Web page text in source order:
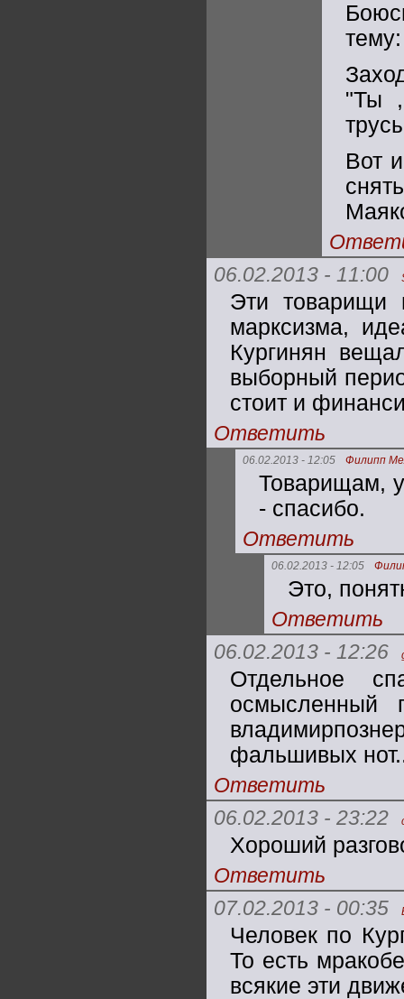
тему:
"Ты ,
Вот
06.02.2013 - 11:00
Эти товарищи
марксизма,
Кургинян
выборный
стоит и
Ответить
06.02.2013 - 12:05 Филипп
Товарищам,
- спасибо.
Ответить
06.02.2013 - 12:05
Это,
Ответить
06.02.2013 - 12:26
Отдельное
фальшивых
Ответить
06.02.2013 - 23:22
Хороший
Ответить
07.02.2013 - 00:35
Человек по
То есть
всякие эти